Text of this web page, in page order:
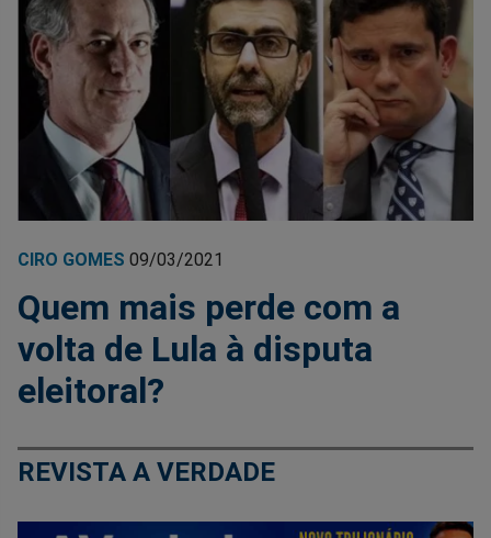
CIRO GOMES 09/03/2021
Quem mais perde com a
volta de Lula à disputa
eleitoral?
REVISTA A VERDADE